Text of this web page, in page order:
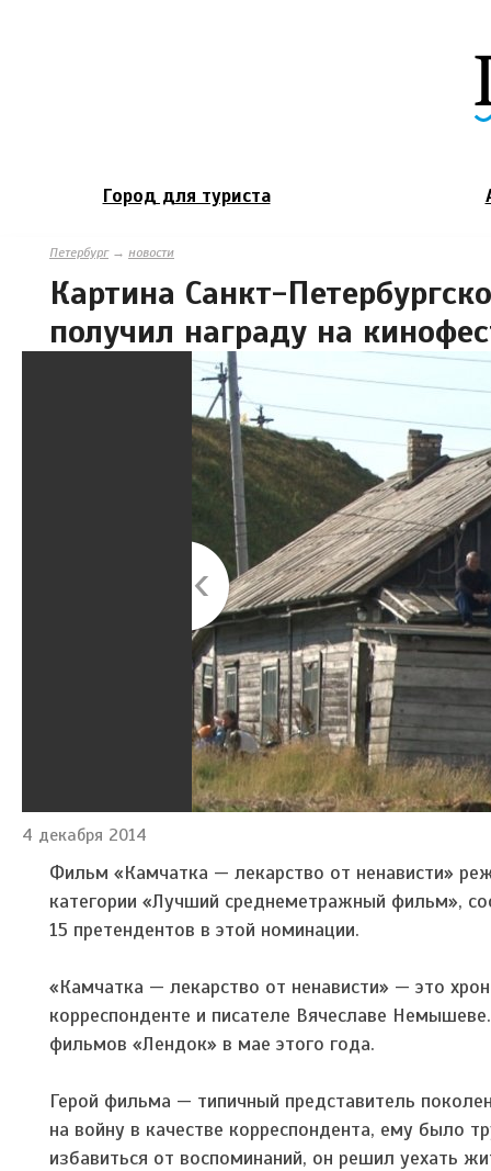
Город для туриста
Петербург→ новости
Картина Санкт-
получил награду на
4 декабря 2014
Фильм «Камчатка — лекарство от ненависти»
категории «Лучший среднеметражный фильм»,
15 претендентов в этой номинации.
«Камчатка — лекарство от ненависти» — это
корреспонденте и писателе Вячеславе
фильмов «Лендок» в мае этого года.
Герой фильма — типичный представитель
на войну в качестве корреспондента, ему было
избавиться от воспоминаний, он решил уехать